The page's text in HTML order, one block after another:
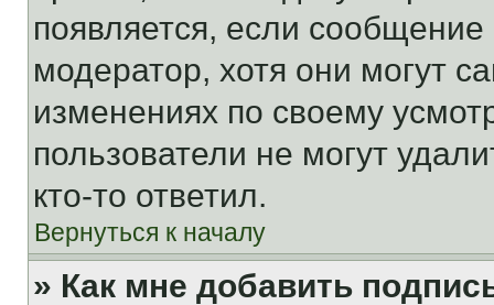
появляется, если
модератор, хотя они могут
изменениях по своему
пользователи не могут
кто-то ответил.
Вернуться к началу
» Как мне добавить